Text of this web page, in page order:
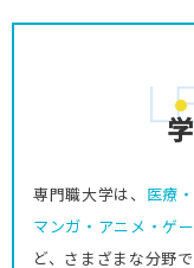
専門職大学は、 医療
マンガ・アニメ・ゲ
ど、さまざまな分野